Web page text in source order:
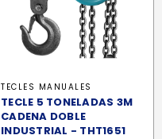
TECLES MANUALES
TECLE 5 TONELADAS 3M
CADENA DOBLE
INDUSTRIAL - THT1651